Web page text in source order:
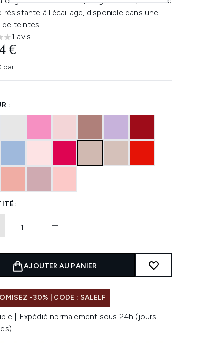
résistante à l'écaillage, disponible dans une
de teintes.
sur un maximum de 5
1 avis
€
par L
:
AJOUTER AU PANIER
-30% | CODE : SALELF
| Expédié normalement sous 24h (jours